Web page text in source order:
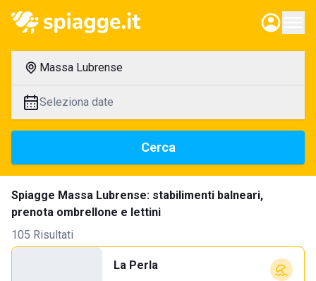
Massa Lubrense
Seleziona date
Cerca
Spiagge Massa Lubrense: stabilimenti balneari,
prenota ombrellone e lettini
105 Risultati
La Perla